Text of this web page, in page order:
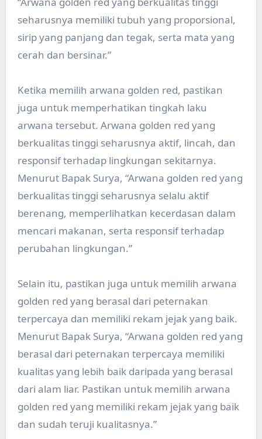
seharusnya memiliki tubuh yang proporsional,
sirip yang panjang dan tegak, serta mata yang
cerah dan bersinar.”
Ketika memilih arwana golden red, pastikan
juga untuk memperhatikan tingkah laku
arwana tersebut. Arwana golden red yang
berkualitas tinggi seharusnya aktif, lincah, dan
responsif terhadap lingkungan sekitarnya.
Menurut Bapak Surya, “Arwana golden red yang
berkualitas tinggi seharusnya selalu aktif
berenang, memperlihatkan kecerdasan dalam
mencari makanan, serta responsif terhadap
perubahan lingkungan.”
Selain itu, pastikan juga untuk memilih arwana
golden red yang berasal dari peternakan
terpercaya dan memiliki rekam jejak yang baik.
Menurut Bapak Surya, “Arwana golden red yang
berasal dari peternakan terpercaya memiliki
kualitas yang lebih baik daripada yang berasal
dari alam liar. Pastikan untuk memilih arwana
golden red yang memiliki rekam jejak yang baik
dan sudah teruji kualitasnya.”